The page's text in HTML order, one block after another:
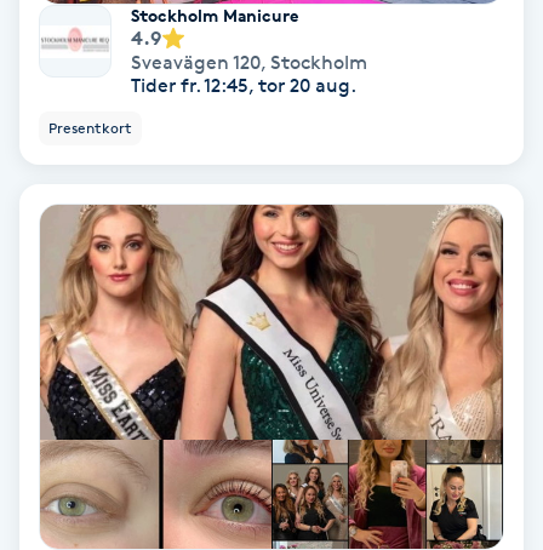
Stylist
Sugaring
Svettbehandling
Tuina-massage
Taktil massage
Tandblekning
Tandläkare
Stockholm Manicure
4.9
Sveavägen 120, Stockholm
Tider fr. 12:45, tor 20 aug.
Presentkort